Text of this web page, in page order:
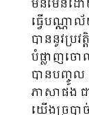
មិនមែនដោ
ធ្វើបណ្ណា
បាន​នូវ​ប្រ
បំផ្លាញចោ
បានបញ្ចូល
ភាសាផង
យើងច្របា